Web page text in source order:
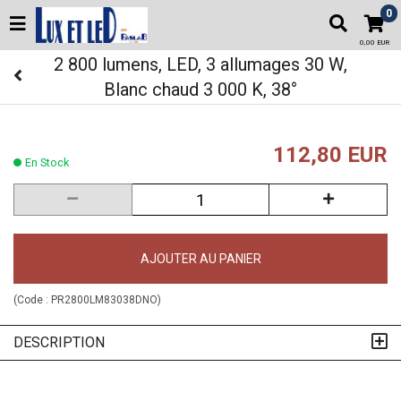
0
0,00 EUR
2 800 lumens, LED, 3 allumages 30 W,
Blanc chaud 3 000 K, 38°
En Stock 112,80 EUR
AJOUTER AU PANIER
(Code : PR2800LM83038DNO)
DESCRIPTION